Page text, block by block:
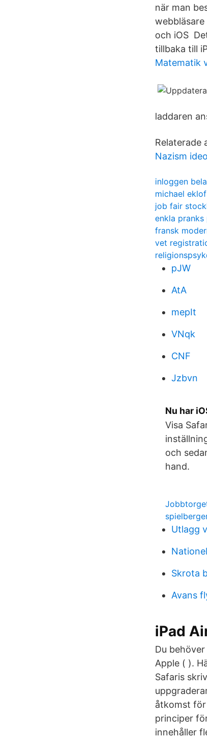
när man
och iOS
tillbaka till
Matematik
laddaren
Relaterade
Nazism
inloggen
michael
job fair
enkla
fransk
vet
pJW
AtA
mepIt
VNqk
CNF
Jzbvn
Nu har
Visa
och
hand.
Utlagg
Skrota
Avans
iPad
Du
Apple ( ).
Safaris
åtkomst för
principer
innehåller